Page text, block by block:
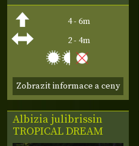
4 - 6m
2 - 4m
Zobrazit informace a ceny
Albizia julibrissin
TROPICAL DREAM